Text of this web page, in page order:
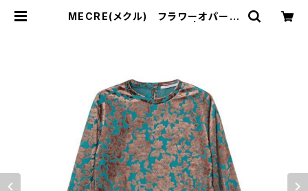
MECRE(メクル) フラワーオパール